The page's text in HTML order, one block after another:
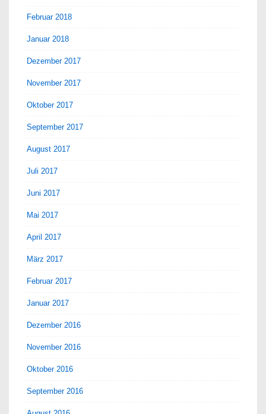
Februar 2018
Januar 2018
Dezember 2017
November 2017
Oktober 2017
September 2017
August 2017
Juli 2017
Juni 2017
Mai 2017
April 2017
März 2017
Februar 2017
Januar 2017
Dezember 2016
November 2016
Oktober 2016
September 2016